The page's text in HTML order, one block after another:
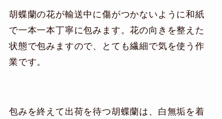
胡蝶蘭の花が輸送中に傷がつかないように和紙
で一本一本丁寧に包みます。花の向きを整えた
状態で包みますので、とても繊細で気を使う作
業です。
包みを終えて出荷を待つ胡蝶蘭は、白無垢を着